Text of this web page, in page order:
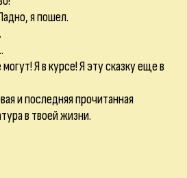
я пошел.
Я в курсе! Я эту сказку еще в
и последняя прочитанная
в твоей жизни.